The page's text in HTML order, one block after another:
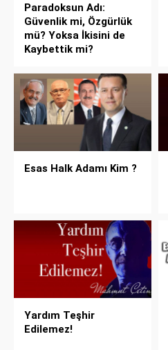
Paradoksun Adı:
Güvenlik mi, Özgürlük
mü? Yoksa İkisini de
Kaybettik mi?
Esas Halk Adamı Kim ?
Yardım Teşhir
Edilemez!